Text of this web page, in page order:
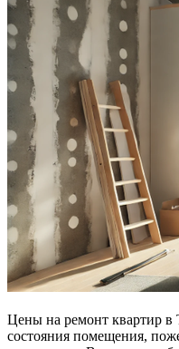
Цены на ремонт квартир в
состояния помещения,